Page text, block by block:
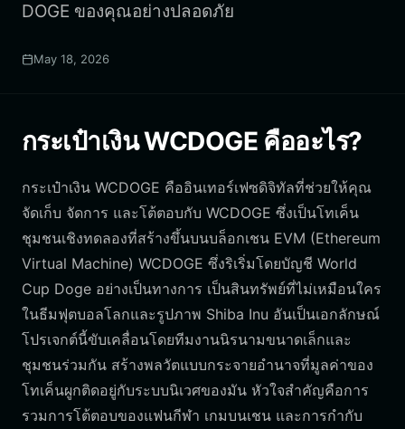
DOGE ของคุณอย่างปลอดภัย
May 18, 2026
กระเป๋าเงิน WCDOGE คืออะไร?
กระเป๋าเงิน WCDOGE คืออินเทอร์เฟซดิจิทัลที่ช่วยให้คุณ
จัดเก็บ จัดการ และโต้ตอบกับ WCDOGE ซึ่งเป็นโทเค็น
ชุมชนเชิงทดลองที่สร้างขึ้นบนบล็อกเชน EVM (Ethereum
Virtual Machine) WCDOGE ซึ่งริเริ่มโดยบัญชี World
Cup Doge อย่างเป็นทางการ เป็นสินทรัพย์ที่ไม่เหมือนใคร
ในธีมฟุตบอลโลกและรูปภาพ Shiba Inu อันเป็นเอกลักษณ์
โปรเจกต์นี้ขับเคลื่อนโดยทีมงานนิรนามขนาดเล็กและ
ชุมชนร่วมกัน สร้างพลวัตแบบกระจายอำนาจที่มูลค่าของ
โทเค็นผูกติดอยู่กับระบบนิเวศของมัน หัวใจสำคัญคือการ
รวมการโต้ตอบของแฟนกีฬา เกมบนเชน และการกำกับ